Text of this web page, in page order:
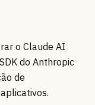
o Claude AI
do Anthropic
de